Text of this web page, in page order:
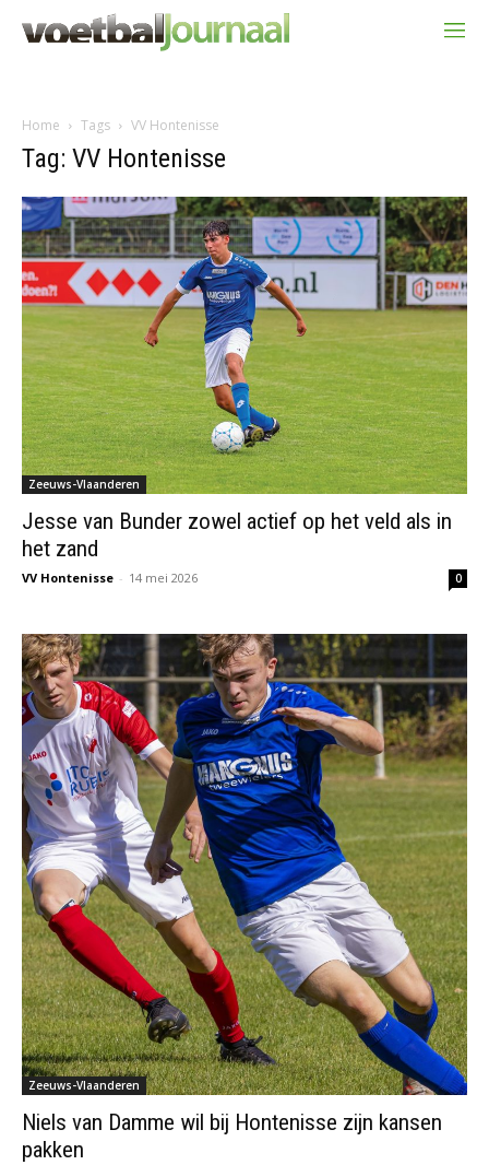
Home Tags VV Hontenisse
Tag: VV Hontenisse
Zeeuws-Vlaanderen
Jesse van Bunder zowel actief op het veld als in
het zand
VV Hontenisse - 14 mei 2026 0
Zeeuws-Vlaanderen
Niels van Damme wil bij Hontenisse zijn kansen
pakken